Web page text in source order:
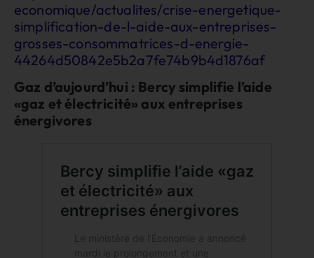
economique/actualites/crise-energetique-
simplification-de-l-aide-aux-entreprises-
grosses-consommatrices-d-energie-
44264d50842e5b2a7fe74b9b4d1876af
Gaz d’aujourd’hui : Bercy simplifie l’aide
«gaz et électricité» aux entreprises
énergivores